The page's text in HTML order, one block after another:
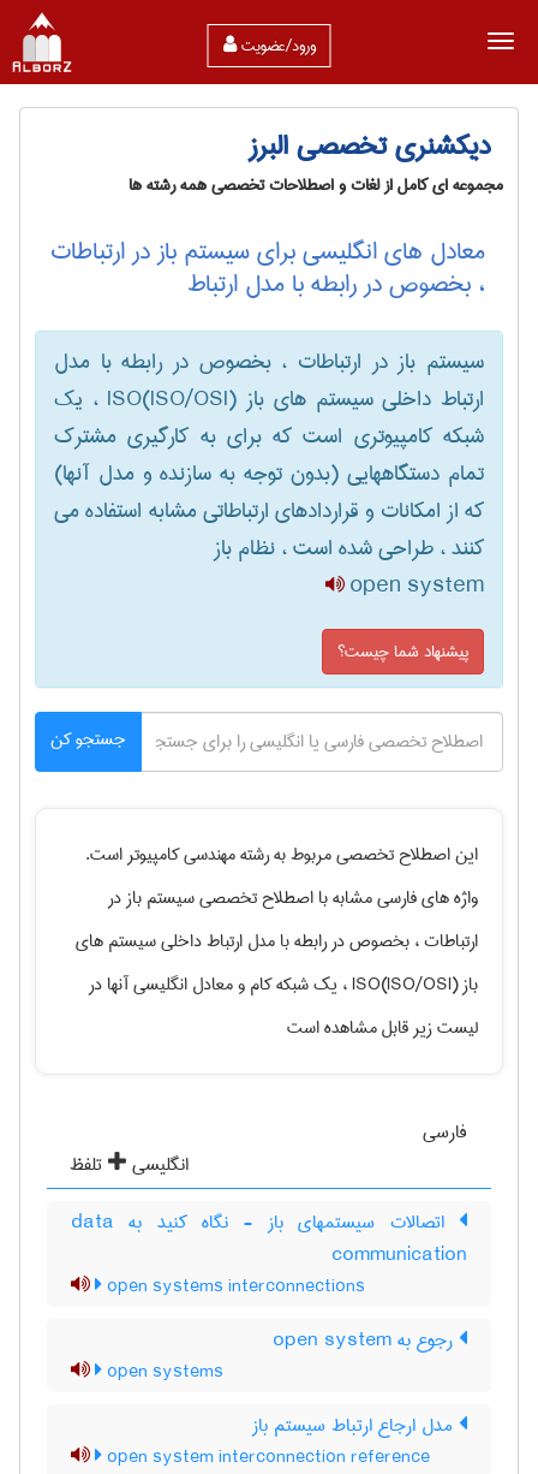
ورود/عضویت
دیکشنری تخصصی البرز
مجموعه ای کامل از لغات و اصطلاحات تخصصی همه رشته ها
معادل های انگلیسی برای سیستم باز در ارتباطات
، بخصوص در رابطه با مدل ارتباط
سیستم باز در ارتباطات ، بخصوص در رابطه با مدل
ارتباط داخلی سیستم های باز (ISO/OSI)ISO ، یک
شبکه کامپیوتری است که برای به کارگیری مشترک
تمام دستگاههایی (بدون توجه به سازنده و مدل آنها)
که از امکانات و قراردادهای ارتباطاتی مشابه استفاده می
کنند ، طراحی شده است ، نظام باز
open system
پیشنهاد شما چیست؟
جستجو کن
این اصطلاح تخصصی مربوط به رشتهمهندسی كامپيوتراست.
واژه های فارسی مشابه با اصطلاح تخصصیسیستم باز در
ارتباطات ، بخصوص در رابطه با مدل ارتباط داخلی سیستم های
باز (ISO/OSI)ISO ، یک شبکه کام
و معادل انگلیسی آنها در
لیست زیر قابل مشاهده است
فارسی
انگلیسی
تلفظ
اتصالات سیستمهای باز - نگاه کنید به data
communication
open systems interconnections
رجوع به open system
open systems
مدل ارجاع ارتباط سیستم باز
open system interconnection reference